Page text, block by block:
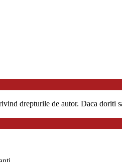
drepturile de autor. Daca doriti